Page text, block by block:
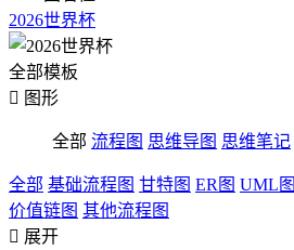
2026世界杯
全部模板
 图形
全部 流程图 思维导图 思维笔记
全部 基础流程图 甘特图 ER图 UML图
价值链图 其他流程图
 展开